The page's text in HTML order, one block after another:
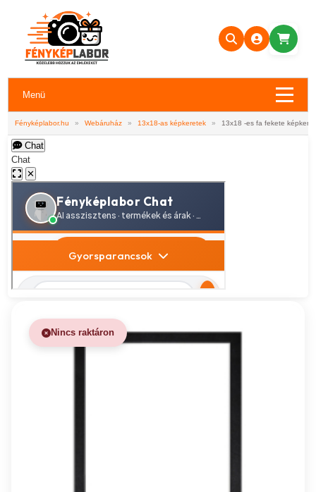
Menü
Fényképlabor.hu » Webáruház » 13x18-as képkeretek » 13x18 -es fa fekete
Chat
Chat
✕
Nincs raktáron